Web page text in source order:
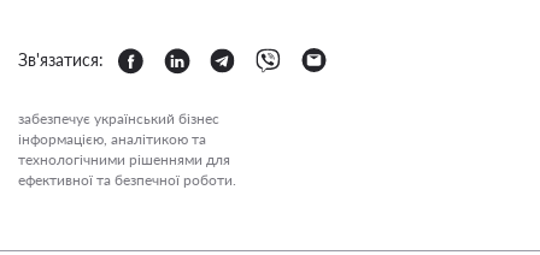
Зв'язатися:
забезпечує український бізнес
інформацією, аналітикою та
технологічними рішеннями для
ефективної та безпечної роботи.